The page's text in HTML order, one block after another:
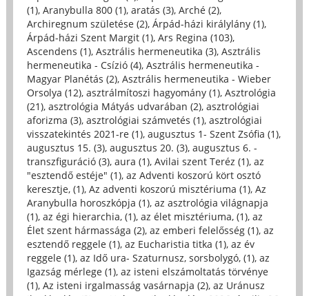
(1), Aranybulla 800 (1), aratás (3), Arché (2),
Archiregnum születése (2), Árpád-házi királylány (1),
Árpád-házi Szent Margit (1), Ars Regina (103),
Ascendens (1), Asztrális hermeneutika (3), Asztrális
hermeneutika - Csízió (4), Asztrális hermeneutika -
Magyar Planétás (2), Asztrális hermeneutika - Wieber
Orsolya (12), asztrálmítoszi hagyomány (1), Asztrológia
(21), asztrológia Mátyás udvarában (2), asztrológiai
aforizma (3), asztrológiai számvetés (1), asztrológiai
visszatekintés 2021-re (1), augusztus 1- Szent Zsófia (1),
augusztus 15. (3), augusztus 20. (3), augusztus 6. -
transzfiguráció (3), aura (1), Avilai szent Teréz (1), az
"esztendő estéje" (1), az Adventi koszorú kört osztó
keresztje, (1), Az adventi koszorú misztériuma (1), Az
Aranybulla horoszkópja (1), az asztrológia világnapja
(1), az égi hierarchia, (1), az élet misztériuma, (1), az
Élet szent hármassága (2), az emberi felelősség (1), az
esztendő reggele (1), az Eucharistia titka (1), az év
reggele (1), az Idő ura- Szaturnusz, sorsbolygó, (1), az
Igazság mérlege (1), az isteni elszámoltatás törvénye
(1), Az isteni irgalmasság vasárnapja (2), az Uránusz